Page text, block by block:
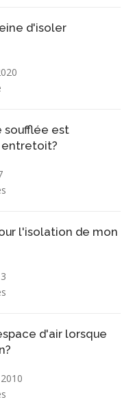
d'isoler
soufflée est
entretoit?
l'isolation de mon
d'air lorsque